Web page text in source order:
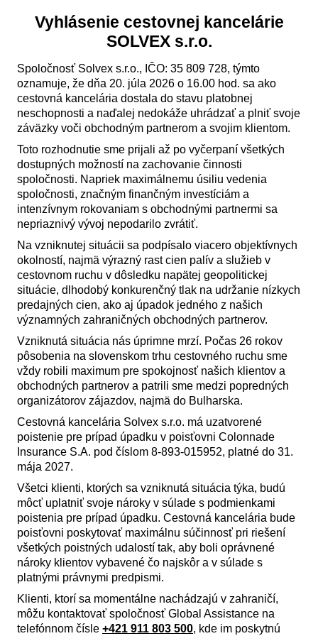
Vyhlásenie cestovnej kancelárie
SOLVEX s.r.o.
Spoločnosť Solvex s.r.o., IČO: 35 809 728, týmto
oznamuje, že dňa 20. júla 2026 o 16.00 hod. sa ako
cestovná kancelária dostala do stavu platobnej
neschopnosti a naďalej nedokáže uhrádzať a plniť svoje
záväzky voči obchodným partnerom a svojim klientom.
Toto rozhodnutie sme prijali až po vyčerpaní všetkých
dostupných možností na zachovanie činnosti
spoločnosti. Napriek maximálnemu úsiliu vedenia
spoločnosti, značným finančným investíciám a
intenzívnym rokovaniam s obchodnými partnermi sa
nepriaznivý vývoj nepodarilo zvrátiť.
Na vzniknutej situácii sa podpísalo viacero objektívnych
okolností, najmä výrazný rast cien palív a služieb v
cestovnom ruchu v dôsledku napätej geopolitickej
situácie, dlhodobý konkurenčný tlak na udržanie nízkych
predajných cien, ako aj úpadok jedného z našich
významných zahraničných obchodných partnerov.
Vzniknutá situácia nás úprimne mrzí. Počas 26 rokov
pôsobenia na slovenskom trhu cestovného ruchu sme
vždy robili maximum pre spokojnosť našich klientov a
obchodných partnerov a patrili sme medzi popredných
organizátorov zájazdov, najmä do Bulharska.
Cestovná kancelária Solvex s.r.o. má uzatvorené
poistenie pre prípad úpadku v poisťovni Colonnade
Insurance S.A. pod číslom 8-893-015952, platné do 31.
mája 2027.
Všetci klienti, ktorých sa vzniknutá situácia týka, budú
môcť uplatniť svoje nároky v súlade s podmienkami
poistenia pre prípad úpadku. Cestovná kancelária bude
poisťovni poskytovať maximálnu súčinnosť pri riešení
všetkých poistných udalostí tak, aby boli oprávnené
nároky klientov vybavené čo najskôr a v súlade s
platnými právnymi predpismi.
Klienti, ktorí sa momentálne nachádzajú v zahraničí,
môžu kontaktovať spoločnosť Global Assistance na
telefónnom čísle +421 911 803 500, kde im poskytnú